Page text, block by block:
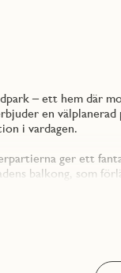
– ett hem där
en välplanerad
i vardagen.
ger ett
balkong, som